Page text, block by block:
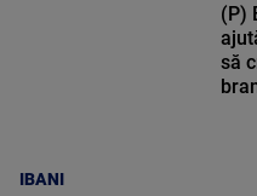
IBANI
(P)
să